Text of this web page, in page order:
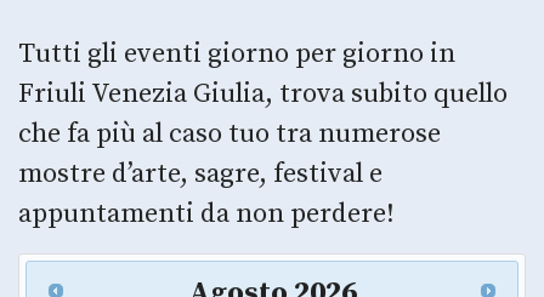
Tutti gli eventi giorno per giorno in
Friuli Venezia Giulia, trova subito quello
che fa più al caso tuo tra numerose
mostre d’arte, sagre, festival e
appuntamenti da non perdere!